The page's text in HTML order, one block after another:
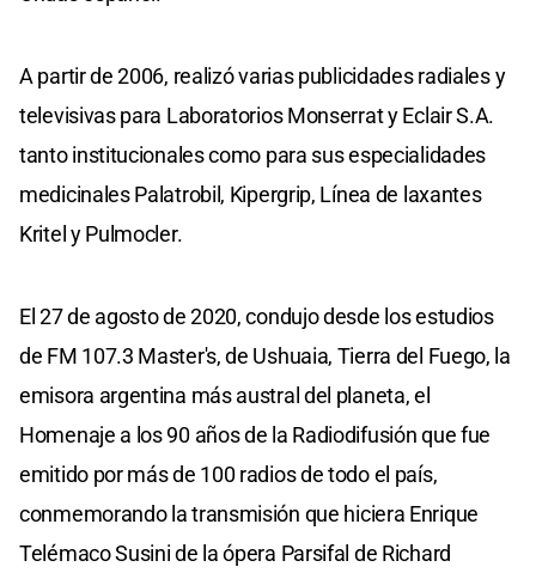
A partir de 2006, realizó varias publicidades radiales y
televisivas para Laboratorios Monserrat y Eclair S.A.
tanto institucionales como para sus especialidades
medicinales Palatrobil, Kipergrip, Línea de laxantes
Kritel y Pulmocler.
El 27 de agosto de 2020, condujo desde los estudios
de FM 107.3 Master's, de Ushuaia, Tierra del Fuego, la
emisora argentina más austral del planeta, el
Homenaje a los 90 años de la Radiodifusión que fue
emitido por más de 100 radios de todo el país,
conmemorando la transmisión que hiciera Enrique
Telémaco Susini de la ópera Parsifal de Richard